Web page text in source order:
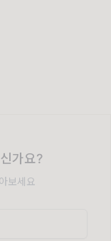
가요?
보세요